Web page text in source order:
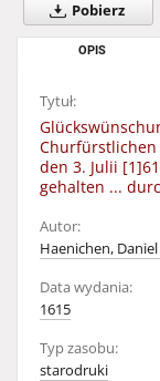
Pobierz
OPIS
Tytuł:
Churfürstlichen
den 3. Julii
gehalten ...
Autor:
Haenichen,
Data wydania:
1615
Typ zasobu:
starodruki